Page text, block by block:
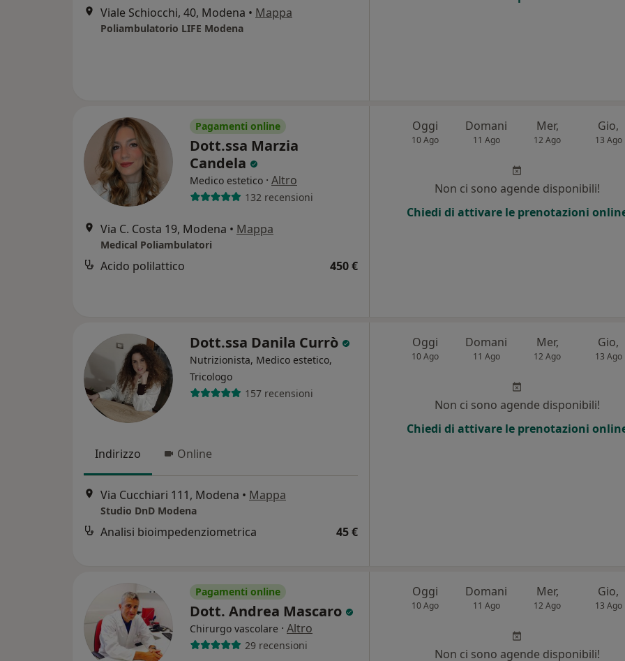
Viale Schiocchi, 40, Modena • Mappa
Poliambulatorio LIFE Modena
Pagamenti online
Dott.ssa Marzia
Candela
Medico estetico · Altro
132 recensioni
Via C. Costa 19, Modena • Mappa
Medical Poliambulatori
Acido polilattico 450 €
Oggi
10 Ago
Domani
11 Ago
Mer,
12 Ago
Gio,
13 Ago
Non ci sono agende disponibili!
Chiedi di attivare le prenotazioni
Dott.ssa Danila Currò
Nutrizionista, Medico estetico,
Tricologo
157 recensioni
Indirizzo Online
Via Cucchiari 111, Modena • Mappa
Studio DnD Modena
Analisi bioimpedenziometrica 45 €
Oggi
10 Ago
Domani
11 Ago
Mer,
12 Ago
Gio,
13 Ago
Non ci sono agende disponibili!
Chiedi di attivare le prenotazioni
Pagamenti online
Dott. Andrea Mascaro
Chirurgo vascolare · Altro
29 recensioni
Oggi
10 Ago
Domani
11 Ago
Mer,
12 Ago
Gio,
13 Ago
Non ci sono agende disponibili!